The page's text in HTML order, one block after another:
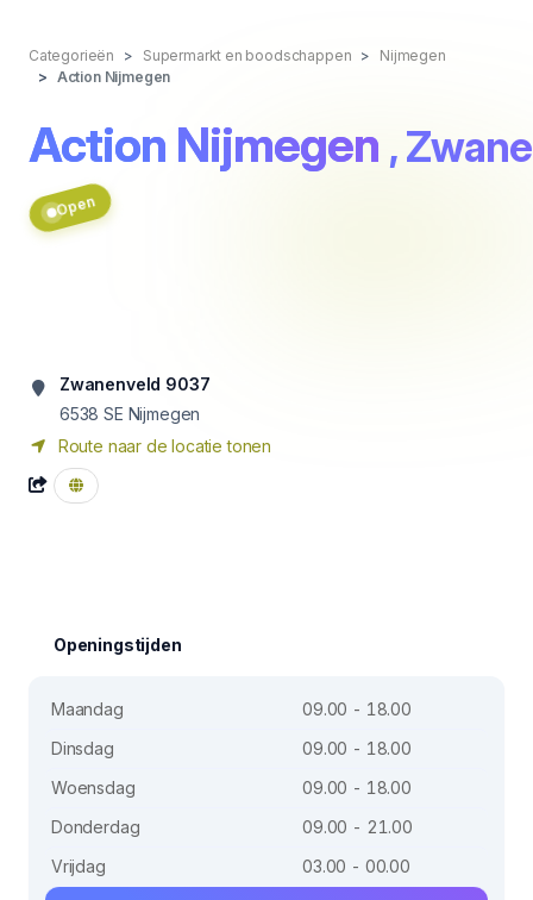
Categorieën Supermarkt en boodschappen
Nijmegen
Action Nijmegen
Action Nijmegen ,
Open
Zwanenveld 9037
6538 SE Nijmegen
Route naar de locatie tonen
Openingstijden
Maandag
09.00 - 18.00
Dinsdag
09.00 - 18.00
Woensdag
09.00 - 18.00
Donderdag
09.00 - 21.00
Vrijdag
03.00 - 00.00